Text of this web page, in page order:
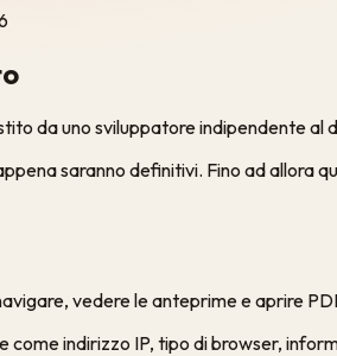
da uno sviluppatore indipendente al
saranno definitivi. Fino ad allora
vedere le anteprime e aprire
indirizzo IP, tipo di browser,